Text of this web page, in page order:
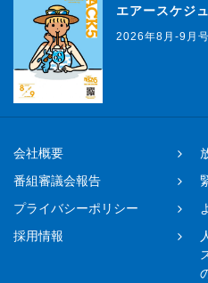
エアースケジ
2026年8月-9月
会社概要
番組審議会報告
プライバシーポリシー
採用情報